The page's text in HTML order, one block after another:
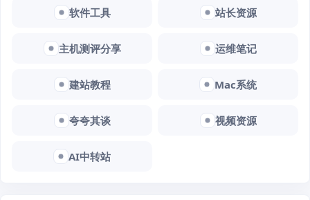
软件工具 站长资源
主机测评分享 运维笔记
建站教程 Mac系统
夸夸其谈 视频资源
AI中转站